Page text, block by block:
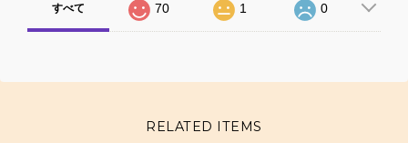
すべて 70 1 0
RELATED ITEMS